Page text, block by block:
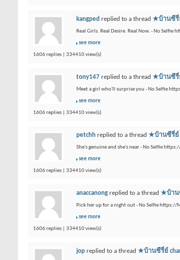
kangped replied to a thread ★บ้านซี
Real Girls. Real Desire. Real Now. - No Selfie
see more
1606 replies | 334410 view(s)
tony147 replied to a thread ★บ้านซี
Meet a girl who'll surprise you - No Selfie
see more
1606 replies | 334410 view(s)
petchh replied to a thread ★บ้านซีรี่
She's genuine and she's near - No Selfie
see more
1606 replies | 334410 view(s)
anaccanong replied to a thread ★บ้าน
Pick her up for a night out - No Selfie https://
see more
1606 replies | 334410 view(s)
jop replied to a thread ★บ้านซีรี่ย์